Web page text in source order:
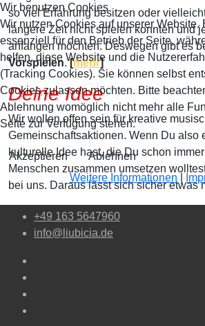
so viel Erfahrung besitzen oder
längere Zeit nicht spielen konnten und
anfangen möchten. Deswegen gibt es
Vorspielen.[mehr]
Deine Idee
Wir wollen offen sein für kreative
Gemeinschaftsaktionen. Wenn Du also
kulturelle Idee hast, die Du schon
Menschen zusammen umsetzen
bei uns. Daraus lässt sich sicher etwas
+49 163 5647960
info@liubicia.de
Wir benutzen Cookies
Wir nutzen Cookies auf unserer Website.
essenziell für den Betrieb der Seite,
helfen, diese Website und die
(Tracking Cookies). Sie können selbst
Cookies zulassen möchten. Bitte
Ablehnung womöglich nicht mehr alle
Seite zur Verfügung stehen.
Akzeptieren
Ablehnen
Weitere Informationen